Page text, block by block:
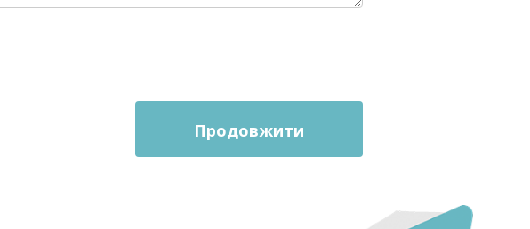
Продовжити